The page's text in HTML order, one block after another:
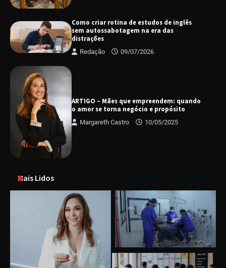
Como criar rotina de estudos de inglês
sem autossabotagem na era das
distrações
Redação 09/07/2026
ARTIGO – Mães que empreendem: quando
o amor se torna negócio e propósito
Margareth Castro 10/05/2025
Mais Lidos